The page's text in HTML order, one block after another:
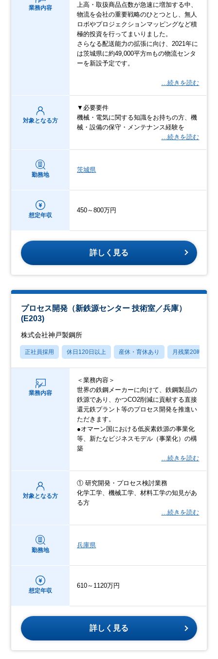
業務内容
上高・取扱商品点数が急速に増加する中、
物流を会社の重要戦略のひとつとし、無人
ロボやプロジェクションマッピングなど積
極的投資を行ってまいりました。
さらなる配送能力の拡張に向け、2021年に
は茨城県に約49,000平方mもの物流センタ
ーを新設予定です。
…続きを読む
対象となる方
▼必要要件
機械・電気に関する知識をお持ちの方、機
械・設備の保守・メンテナンス経験を
…続きを読む
勤務地
茨城県
想定年収
450～800万円
詳しく見る
プロセス開発（新鉄源センター 技術室／兵庫）
(E203)
株式会社神戸製鋼所
正社員採用 休日120日以上 産休・育休あり 月残業20時間以
業務内容
＜業務内容＞
世界の鉄鋼メーカーに向けて、鉄鋼製品の
鉄源であり、かつCO2削減に貢献する直接
還元鉄プラント等のプロセス開発を推進い
ただきます。
●オマーン国における低炭素鉄源の事業化
等、新たなビジネスモデル（事業化）の構
築
…続きを読む
対象となる方
① 研究開発・プロセス検討業務
化学工学、機械工学、材料工学の知見があ
る方
…続きを読む
勤務地
兵庫県
想定年収
610～1120万円
詳しく見る